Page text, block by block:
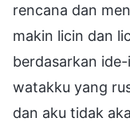
rencana dan
makin licin dan
berdasarkan
watakku yang
dan aku tidak